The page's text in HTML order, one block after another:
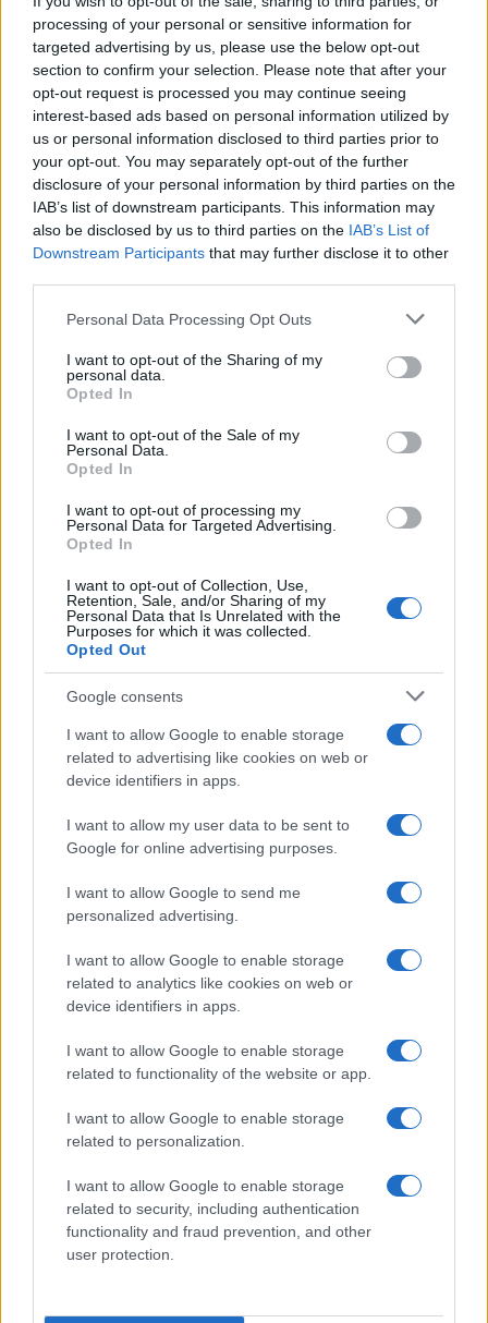
processing of your personal or sensitive information for
targeted advertising by us, please use the below opt-out
section to confirm your selection. Please note that after your
opt-out request is processed you may continue seeing
interest-based ads based on personal information utilized by
us or personal information disclosed to third parties prior to
your opt-out. You may separately opt-out of the further
disclosure of your personal information by third parties on the
IAB’s list of downstream participants. This information may
also be disclosed by us to third parties on the IAB’s List of
Downstream Participants that may further disclose it to other
Please note that this website/app uses one or more Google
not limited to your visit or usage behaviour. You may click to
grant or deny consent to Google and its third-party tags to
use your data for below specified purposes in below Google
consent section.
Personal Data Processing Opt Outs
I want to opt-out of the Sharing of my
personal data.
Opted In
I want to opt-out of the Sale of my
Personal Data.
Opted In
I want to opt-out of processing my
Personal Data for Targeted Advertising.
Opted In
I want to opt-out of Collection, Use,
Retention, Sale, and/or Sharing of my
Personal Data that Is Unrelated with the
Purposes for which it was collected.
Opted Out
Google consents
I want to allow Google to enable storage
related to advertising like cookies on web or
device identifiers in apps.
I want to allow my user data to be sent to
Google for online advertising purposes.
I want to allow Google to send me
personalized advertising.
I want to allow Google to enable storage
related to analytics like cookies on web or
device identifiers in apps.
I want to allow Google to enable storage
related to functionality of the website or app.
I want to allow Google to enable storage
related to personalization.
I want to allow Google to enable storage
related to security, including authentication
functionality and fraud prevention, and other
user protection.
Dove si terrà Vogue World nel 2027: la scelta di San
Francisco
LIFESTYLE
nel tuo giardino
Beatrice Bonaventura · 6 Ago 2026
LIFESTYLE